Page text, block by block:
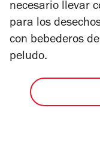
necesario llevar
para los
con bebederos
peludo.